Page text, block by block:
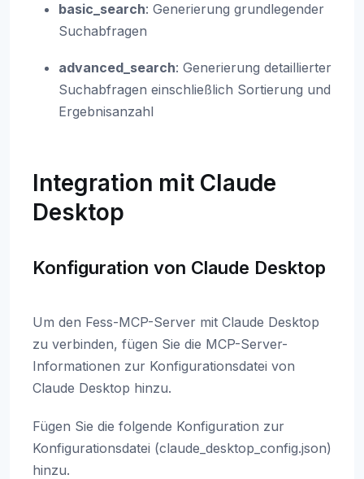
basic_search: Generierung grundlegender
Suchabfragen
advanced_search: Generierung detaillierter
Suchabfragen einschließlich Sortierung und
Ergebnisanzahl
Integration mit Claude
Desktop
Konfiguration von Claude Desktop
Um den Fess-MCP-Server mit Claude Desktop
zu verbinden, fügen Sie die MCP-Server-
Informationen zur Konfigurationsdatei von
Claude Desktop hinzu.
Fügen Sie die folgende Konfiguration zur
Konfigurationsdatei (claude_desktop_config.json)
hinzu.